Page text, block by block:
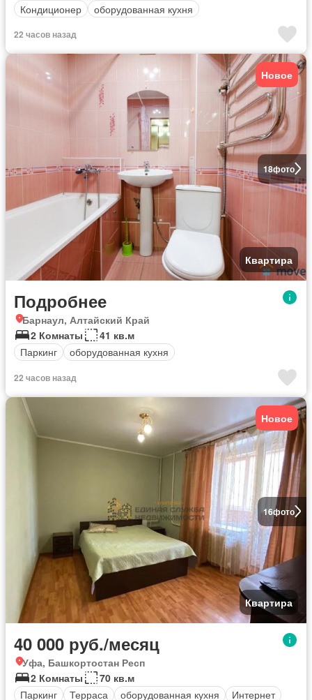
Кондиционер
оборудованная кухня
22 часов назад
18фото
Новое
Квартира
Подробнее
Барнаул, Алтайский Край
2 Комнаты
41 кв.м
Паркинг
оборудованная кухня
22 часов назад
16фото
Новое
Квартира
40 000 руб./месяц
Уфа, Башкортостан Респ
2 Комнаты
70 кв.м
Паркинг
Терраса оборудованная кухня Интернет